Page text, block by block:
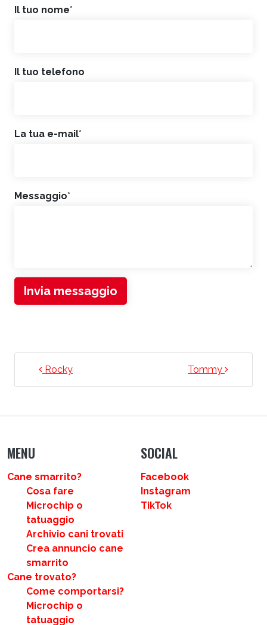
Il tuo nome*
Il tuo telefono
La tua e-mail*
Messaggio*
Invia messaggio
NAVIGAZIONE ARTICOLI
Rocky Tommy
MENU
Cane smarrito?
Cosa fare
Microchip o
tatuaggio
Archivio cani trovati
Crea annuncio cane
smarrito
Cane trovato?
Come comportarsi?
Microchip o
tatuaggio
SOCIAL
Facebook
Instagram
TikTok